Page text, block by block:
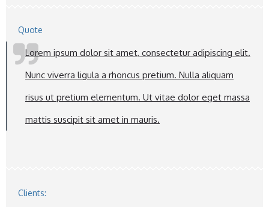
Quote
Lorem ipsum dolor sit amet, consectetur adipiscing elit.
Nunc viverra ligula a rhoncus pretium. Nulla aliquam
risus ut pretium elementum. Ut vitae dolor eget massa
mattis suscipit sit amet in mauris.
Clients: